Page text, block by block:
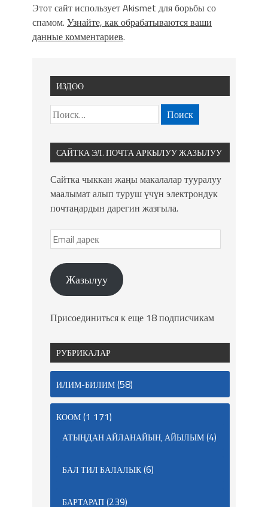
Этот сайт использует Akismet для борьбы со
спамом. Узнайте, как обрабатываются ваши
данные комментариев.
ИЗДӨӨ
САЙТКА ЭЛ. ПОЧТА АРКЫЛУУ ЖАЗЫЛУУ
Сайтка чыккан жаңы макалалар тууралуу
маалымат алып туруш үчүн электрондук
почтаңардын дарегин жазгыла.
Жазылуу
Присоединиться к еще 18 подписчикам
РУБРИКАЛАР
ИЛИМ-БИЛИМ(58)
КООМ(1 171)
АТЫҢДАН АЙЛАНАЙЫН, АЙЫЛЫМ(4)
БАЛ ТИЛ БАЛАЛЫК(6)
БАРТАРАП(239)